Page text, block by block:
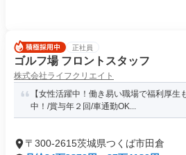
正社員
ゴルフ場 フロントスタッフ
株式会社ライフクリエイト
【女性活躍中！働き易い職場で福利厚
中！/賞与年２回/車通勤OK...
〒300-2615茨城県つくば市田倉